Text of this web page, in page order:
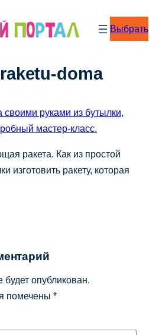
Выбрать
doma
ракета. Как из простой
изготовить ракету, которая
опубликован.
помечены *